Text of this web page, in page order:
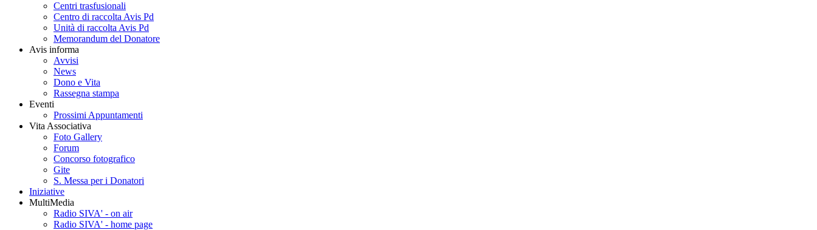
Centri trasfusionali
Centro di raccolta Avis Pd
Unità di raccolta Avis Pd
Memorandum del Donatore
Avis informa
Avvisi
News
Dono e Vita
Rassegna stampa
Eventi
Prossimi Appuntamenti
Vita Associativa
Foto Gallery
Forum
Concorso fotografico
Gite
S. Messa per i Donatori
Iniziative
MultiMedia
Radio SIVA' - on air
Radio SIVA' - home page